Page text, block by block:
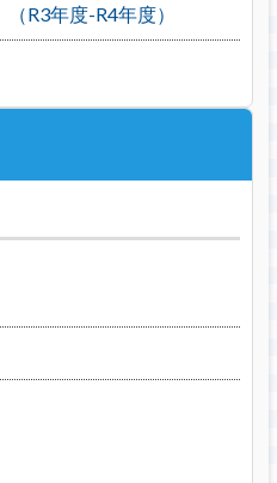
R3年度-R4年度）